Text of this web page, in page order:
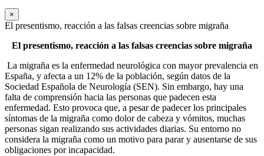
×
El presentismo, reacción a las falsas creencias sobre migraña
El presentismo, reacción a las falsas creencias sobre migraña
La migraña es la enfermedad neurológica con mayor prevalencia en
España, y afecta a un 12% de la población, según datos de la
Sociedad Española de Neurología (SEN). Sin embargo, hay una
falta de comprensión hacia las personas que padecen esta
enfermedad. Esto provoca que, a pesar de padecer los principales
síntomas de la migraña como dolor de cabeza y vómitos, muchas
personas sigan realizando sus actividades diarias. Su entorno no
considera la migraña como un motivo para parar y ausentarse de sus
obligaciones por incapacidad.